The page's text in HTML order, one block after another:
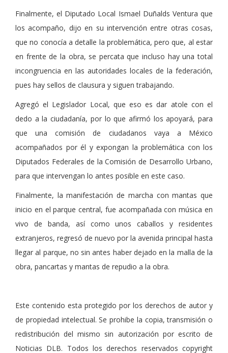
Finalmente, el Diputado Local Ismael Duñalds Ventura que
los acompaño, dijo en su intervención entre otras cosas,
que no conocía a detalle la problemática, pero que, al estar
en frente de la obra, se percata que incluso hay una total
incongruencia en las autoridades locales de la federación,
pues hay sellos de clausura y siguen trabajando.
Agregó el Legislador Local, que eso es dar atole con el
dedo a la ciudadanía, por lo que afirmó los apoyará, para
que una comisión de ciudadanos vaya a México
acompañados por él y expongan la problemática con los
Diputados Federales de la Comisión de Desarrollo Urbano,
para que intervengan lo antes posible en este caso.
Finalmente, la manifestación de marcha con mantas que
inicio en el parque central, fue acompañada con música en
vivo de banda, así como unos caballos y residentes
extranjeros, regresó de nuevo por la avenida principal hasta
llegar al parque, no sin antes haber dejado en la malla de la
obra, pancartas y mantas de repudio a la obra.
Este contenido esta protegido por los derechos de autor y
de propiedad intelectual. Se prohibe la copia, transmisión o
redistribución del mismo sin autorización por escrito de
Noticias DLB. Todos los derechos reservados copyright